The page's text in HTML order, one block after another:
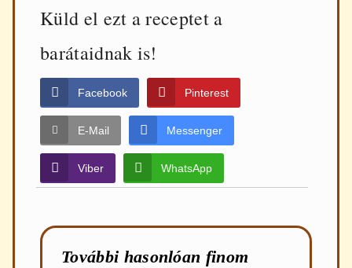
Küld el ezt a receptet a
barátaidnak is!
Facebook Pinterest
E-Mail Messenger
Viber WhatsApp
További hasonlóan finom